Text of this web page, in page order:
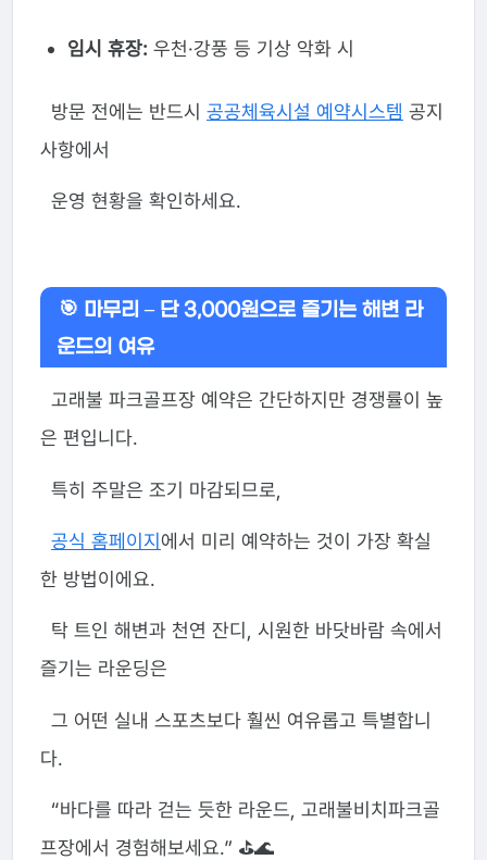
임시 휴장: 우천·강풍 등 기상 악화 시
방문 전에는 반드시 공공체육시설 예약시스템 공지
사항에서
운영 현황을 확인하세요.
🎯 마무리 – 단 3,000원으로 즐기는 해변 라
운드의 여유
고래불 파크골프장 예약은 간단하지만 경쟁률이 높
은 편입니다.
특히 주말은 조기 마감되므로,
공식 홈페이지 에서 미리 예약하는 것이 가장 확실
한 방법이에요.
탁 트인 해변과 천연 잔디, 시원한 바닷바람 속에서
즐기는 라운딩은
그 어떤 실내 스포츠보다 훨씬 여유롭고 특별합니
다.
“바다를 따라 걷는 듯한 라운드, 고래불비치파크골
프장에서 경험해보세요.” ⛳🌊